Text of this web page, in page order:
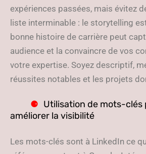
expériences passées, mais évitez
liste interminable : le storytelling
bonne histoire de carrière peut
audience et la convaincre de vos
votre expertise. Soyez descriptif,
réussites notables et les projets
Utilisation de mots-
améliorer la visibilité
Les mots-clés sont à LinkedIn ce